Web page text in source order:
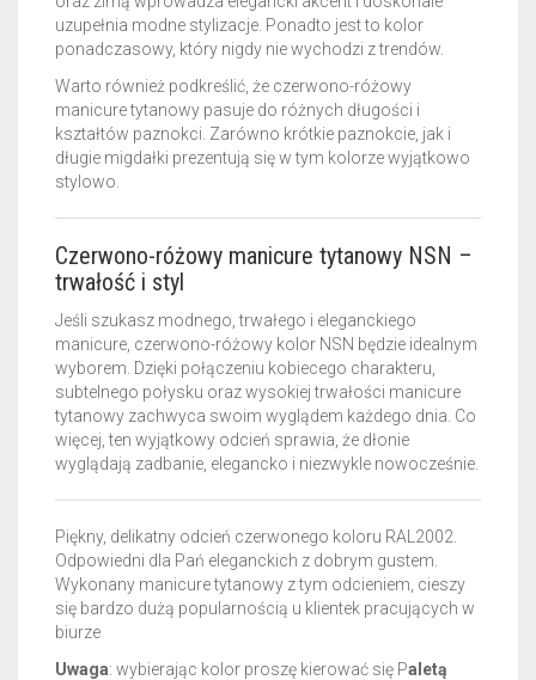
uzupełnia modne stylizacje. Ponadto jest to kolor
ponadczasowy, który nigdy nie wychodzi z trendów.
Warto również podkreślić, że czerwono-różowy
manicure tytanowy pasuje do różnych długości i
kształtów paznokci. Zarówno krótkie paznokcie, jak i
długie migdałki prezentują się w tym kolorze wyjątkowo
stylowo.
Czerwono-różowy manicure tytanowy NSN –
trwałość i styl
Jeśli szukasz modnego, trwałego i eleganckiego
manicure, czerwono-różowy kolor NSN będzie idealnym
wyborem. Dzięki połączeniu kobiecego charakteru,
subtelnego połysku oraz wysokiej trwałości manicure
tytanowy zachwyca swoim wyglądem każdego dnia. Co
więcej, ten wyjątkowy odcień sprawia, że dłonie
wyglądają zadbanie, elegancko i niezwykle nowocześnie.
Piękny, delikatny odcień czerwonego koloru RAL2002.
Odpowiedni dla Pań eleganckich z dobrym gustem.
Wykonany manicure tytanowy z tym odcieniem, cieszy
się bardzo dużą popularnością u klientek pracujących w
biurze
Uwaga: wybierając kolor proszę kierować się Paletą